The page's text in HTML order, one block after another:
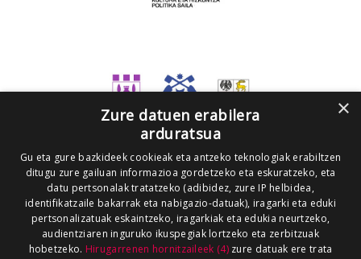
×
Zure datuen erabilera
arduratsua
Gu eta gure bazkideek cookieak eta antzeko teknologiak erabiltzen
ditugu zure gailuan informazioa gordetzeko eta eskuratzeko, eta
datu pertsonalak tratatzeko (adibidez, zure IP helbidea,
identifikatzaile bakarrak eta nabigazio-datuak), iragarki eta eduki
pertsonalizatuak eskaintzeko, iragarkiak eta edukia neurtzeko,
audientziaren inguruko ikuspegiak lortzeko eta zerbitzuak
hobetzeko. Hirugarrenen hornitzaileek (4)zure datuak ere trata